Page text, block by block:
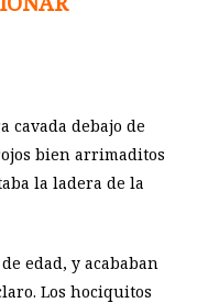
cavada debajo de
bien arrimaditos
la ladera de la
edad, y acababan
Los hociquitos